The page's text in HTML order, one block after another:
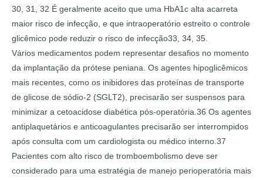
30, 31, 32 É geralmente aceito que uma HbA1c alta acarreta
maior risco de infecção, e que intraoperatório estreito o controle
glicêmico pode reduzir o risco de infecção33, 34, 35.
Vários medicamentos podem representar desafios no momento
da implantação da prótese peniana. Os agentes hipoglicêmicos
mais recentes, como os inibidores das proteínas de transporte
de glicose de sódio-2 (SGLT2), precisarão ser suspensos para
minimizar a cetoacidose diabética pós-operatória.36 Os agentes
antiplaquetários e anticoagulantes precisarão ser interrompidos
após consulta com um cardiologista ou médico interno.37
Pacientes com alto risco de tromboembolismo deve ser
considerado para uma estratégia de manejo perioperatória mais